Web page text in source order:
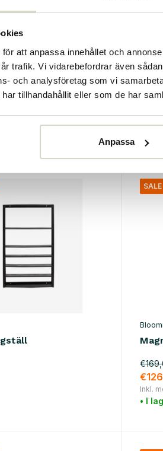
att anpassa innehållet och
trafik. Vi vidarebefordrar även
och analysföretag som vi
tillhandahållit eller som de har
Anpassa
rack vagn metall
Nordal
Tuo
Inkl.
Inkl.
• I